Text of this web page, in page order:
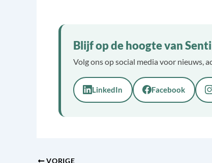
Blijf op de hoogte van
Volg ons op social media voor nieuws,
LinkedIn Facebook
VORIGE